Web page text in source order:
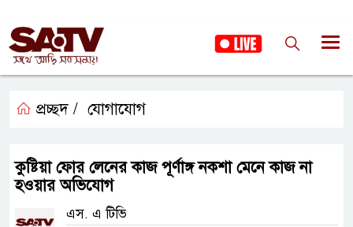
প্রচ্ছদ / যোগাযোগ
কুষ্টিয়া ফোর লেনের কাজ পূর্ণাঙ্গ নকশা মেনে কাজ না
হওয়ার অভিযোগ
এস. এ টিভি